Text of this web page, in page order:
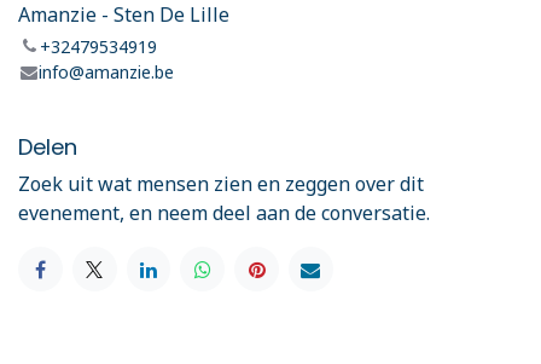
Amanzie - Sten De Lille
+32479534919
info@amanzie.be
Delen
Zoek uit wat mensen zien en zeggen over dit
evenement, en neem deel aan de conversatie.